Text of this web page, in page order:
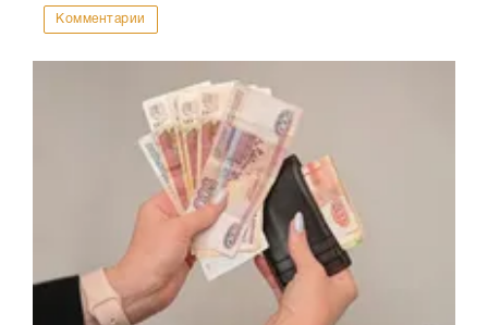
Комментарии